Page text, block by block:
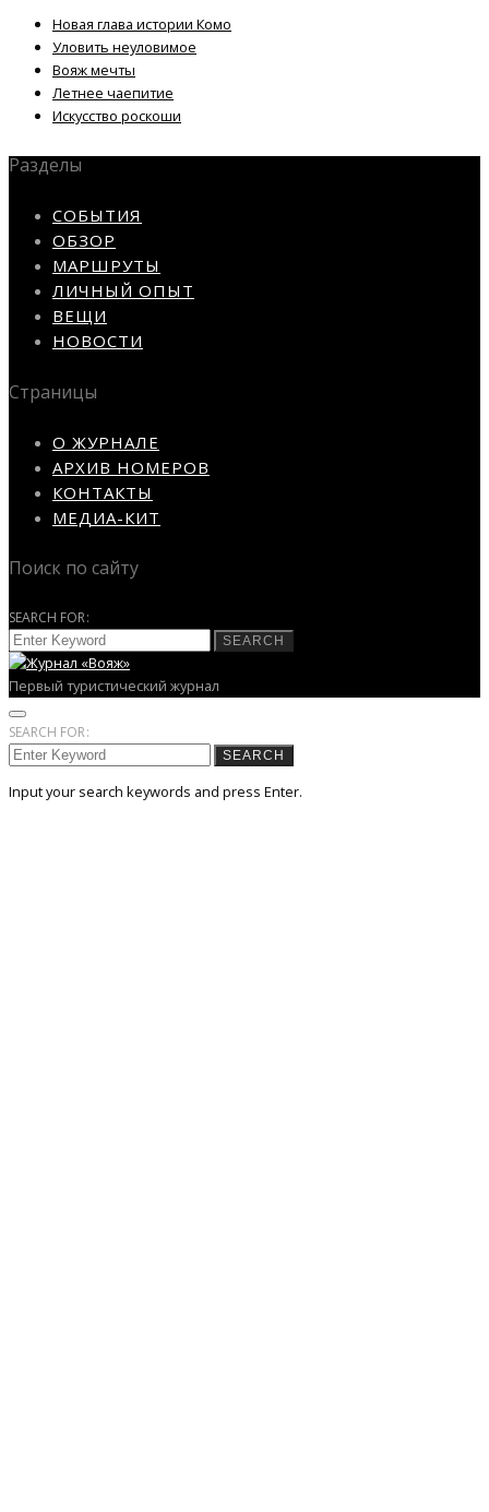
Новая глава истории Комо
Уловить неуловимое
Вояж мечты
Летнее чаепитие
Искусство роскоши
Разделы
СОБЫТИЯ
ОБЗОР
МАРШРУТЫ
ЛИЧНЫЙ ОПЫТ
ВЕЩИ
НОВОСТИ
Страницы
О ЖУРНАЛЕ
АРХИВ НОМЕРОВ
КОНТАКТЫ
МЕДИА-КИТ
Поиск по сайту
SEARCH FOR:
SEARCH
Первый туристический журнал
SEARCH FOR:
SEARCH
Input your search keywords and press Enter.